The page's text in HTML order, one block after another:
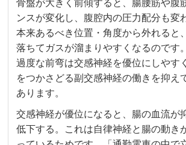
骨盤が大きく前傾すると、腸腰筋や腹
ンスが変化し、腹腔内の圧力配分も変
本来あるべき位置・角度から外れると
落ちてガスが溜まりやすくなるのです
過度な前弯は交感神経を優位にしやす
をつかさどる副交感神経の働きを抑え
あります。
交感神経が優位になると、腸の血流が
低下する。これは自律神経と腸の動き